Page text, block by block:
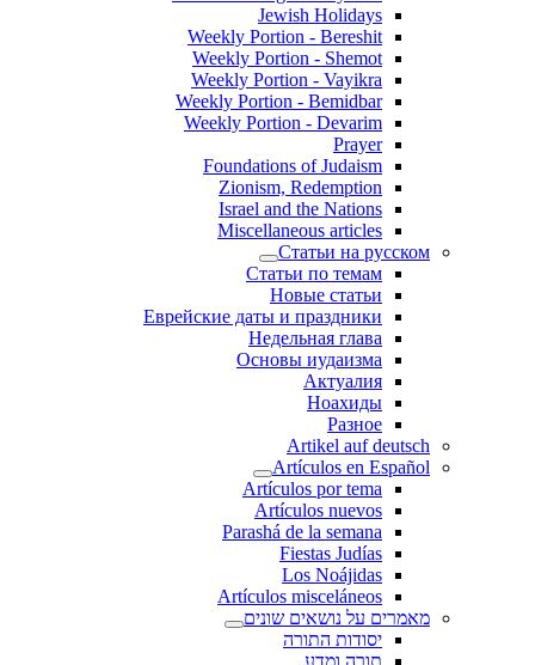
Jewish Holidays
Weekly Portion - Bereshit
Weekly Portion - Shemot
Weekly Portion - Vayikra
Weekly Portion - Bemidbar
Weekly Portion - Devarim
Prayer
Foundations of Judaism
Zionism, Redemption
Israel and the Nations
Miscellaneous articles
Статьи на русском
Статьи по темам
Новые статьи
Еврейские даты и праздники
Недельная глава
Основы иудаизма
Актуалия
Ноахиды
Разное
Artikel auf deutsch
Artículos en Español
Artículos por tema
Artículos nuevos
Parashá de la semana
Fiestas Judías
Los Noájidas
Artículos misceláneos
מאמרים על נושאים שונים
יסודות התורה
תורה ומדע